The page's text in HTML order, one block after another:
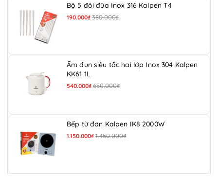
Bộ 5 đôi đũa Inox 316 Kalpen T4
190.000₫ 380.000₫
Ấm đun siêu tốc hai lớp Inox 304 Kalpen
KK61 1L
540.000₫ 650.000₫
Bếp từ đơn Kalpen IK8 2000W
1.150.000₫ 1.450.000₫